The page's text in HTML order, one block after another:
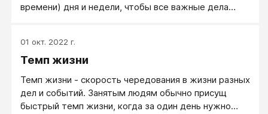
времени) дня и недели, чтобы все важные дела
01 окт. 2022 г.
Темп жизни
Темп жизни - скорость чередования в жизни разных
дел и событий. Занятым людям обычно присущ
быстрый темп жизни, когда за один день нужно